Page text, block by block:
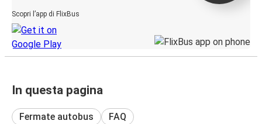
Scopri l’app di FlixBus
In questa pagina
Fermate autobus FAQ